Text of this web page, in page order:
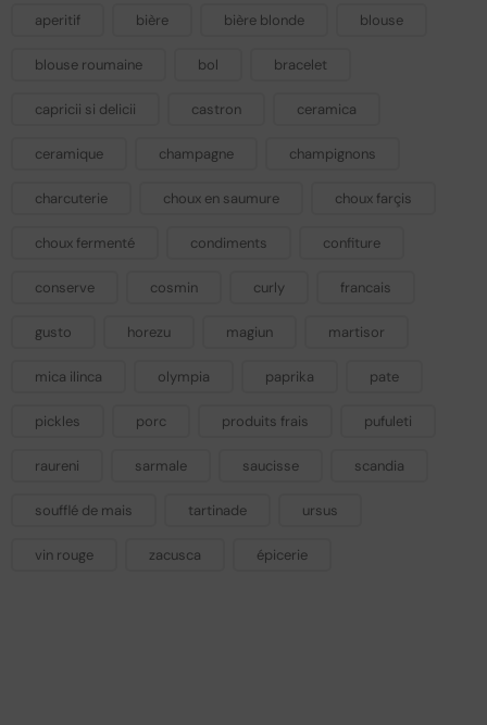
aperitif bière bière blonde blouse
blouse roumaine bol bracelet
capricii si delicii castron ceramica
ceramique champagne champignons
charcuterie choux en saumure choux farçis
choux fermenté condiments confiture
conserve cosmin curly francais
gusto horezu magiun martisor
mica ilinca olympia paprika pate
pickles porc produits frais pufuleti
raureni sarmale saucisse scandia
soufflé de mais tartinade ursus
vin rouge zacusca épicerie